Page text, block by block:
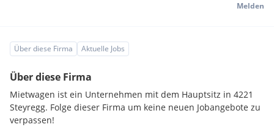
Melden
Über diese Firma Aktuelle Jobs
Über diese Firma
Mietwagen ist ein Unternehmen mit dem Hauptsitz in 4221
Steyregg. Folge dieser Firma um keine neuen Jobangebote zu
verpassen!